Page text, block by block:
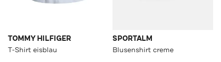
TOMMY HILFIGER
T-Shirt eisblau
SPORTALM
Blusenshirt creme